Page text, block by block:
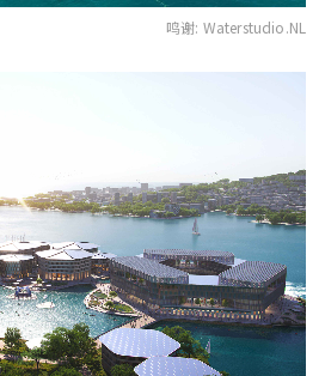
鸣谢: Waterstudio.NL